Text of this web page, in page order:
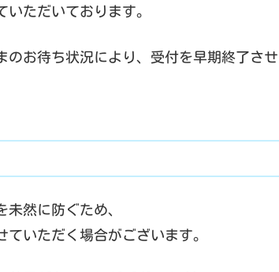
ただいております。
お待ち状況により、受付を早期終了させ
然に防ぐため、
いただく場合がございます。